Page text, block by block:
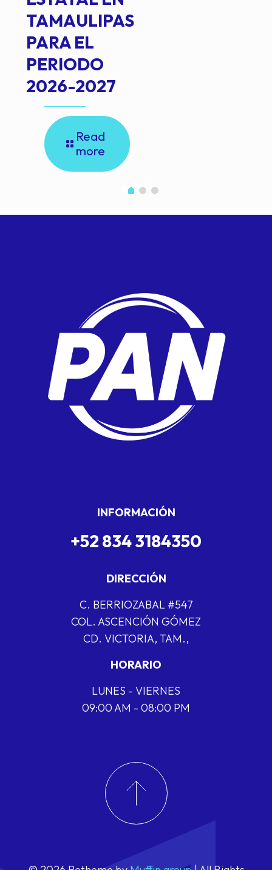
TAMAULIPAS
PARA EL
PERIODO
2026-2027
Read
more
INFORMACIÓN
+52 834 3184350
DIRECCIÓN
C. BERRIOZABAL #547
COL. ASCENCIÓN GÓMEZ
CD. VICTORIA, TAM.,
HORARIO
LUNES - VIERNES
09:00 AM - 08:00 PM